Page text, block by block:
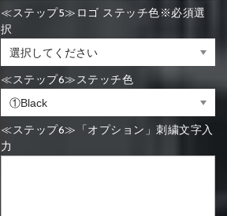
≪ステップ5≫ロゴ ステッチ色※必須選
択
≪ステップ6≫ステッチ色
≪ステップ6≫「オプション」刺繍文字入
力